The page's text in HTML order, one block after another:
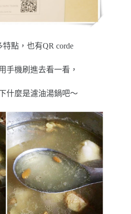
點，也有QR corde
手機刷進去看一看，
什麼是濾油湯鍋吧～